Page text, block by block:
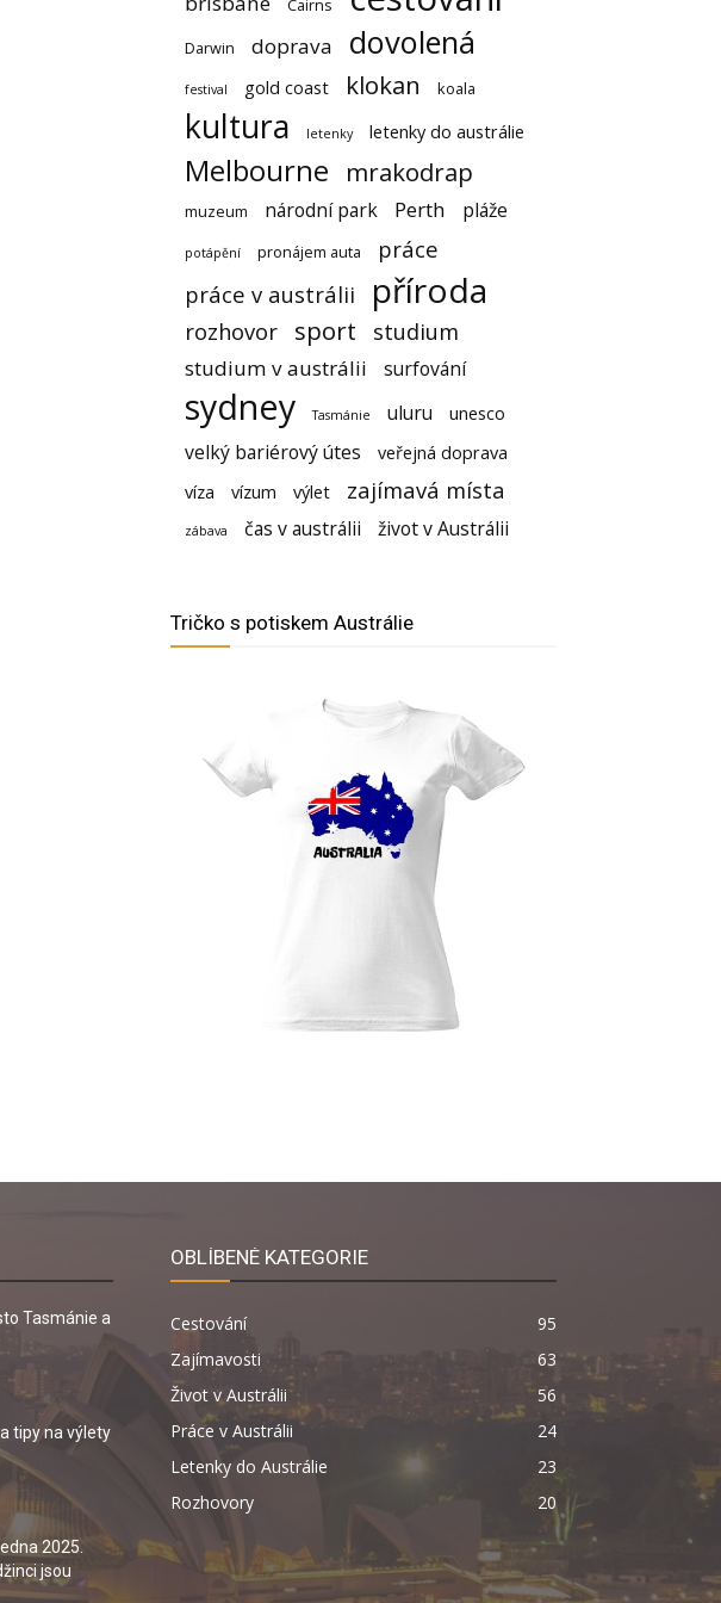
Cairns
Darwin doprava dovolená
festival gold coast klokan koala
kultura letenky letenky do austrálie
Melbourne mrakodrap
muzeum národní park Perth pláže
potápění pronájem auta
práce
práce v austrálii
příroda
rozhovor sport studium
studium v austrálii surfování
sydney Tasmánie uluru unesco
velký bariérový útes
veřejná doprava
víza
vízum výlet zajímavá místa
zábava čas v austrálii život v Austrálii
Tričko s potiskem Austrálie
Tasmánie a
tipy na výlety
2025.
jsou
OBLÍBENÉ KATEGORIE
Cestování
95
Zajímavosti
63
Život v Austrálii
56
Práce v Austrálii
24
Letenky do Austrálie
23
Rozhovory
20